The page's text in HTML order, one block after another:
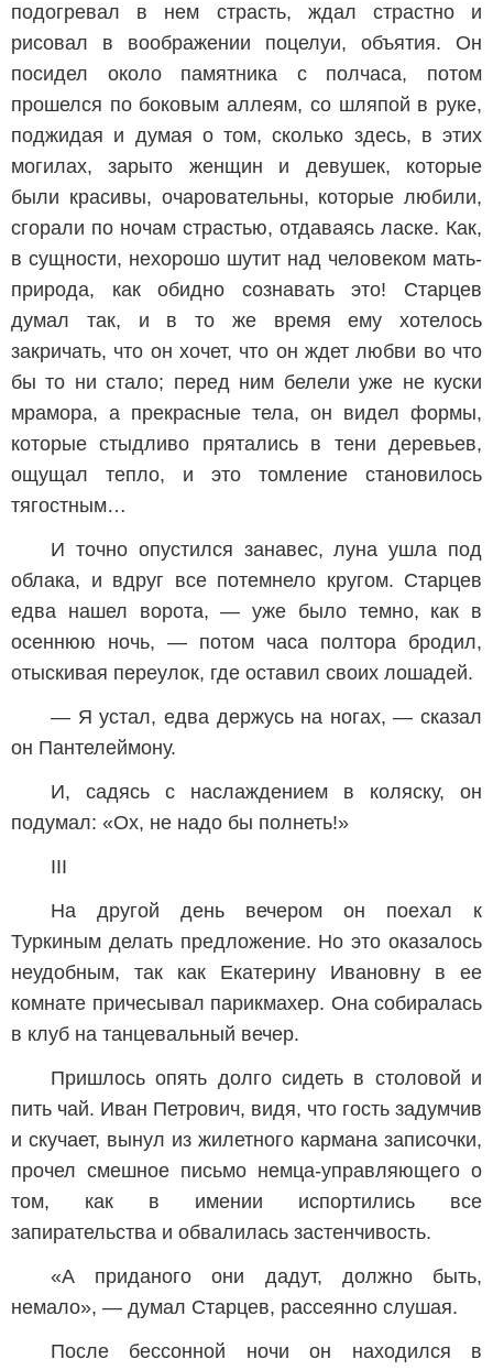
подогревал в нем страсть, ждал страстно и
рисовал в воображении поцелуи, объятия. Он
посидел около памятника с полчаса, потом
прошелся по боковым аллеям, со шляпой в руке,
поджидая и думая о том, сколько здесь, в этих
могилах, зарыто женщин и девушек, которые
были красивы, очаровательны, которые любили,
сгорали по ночам страстью, отдаваясь ласке. Как,
в сущности, нехорошо шутит над человеком мать-
природа, как обидно сознавать это! Старцев
думал так, и в то же время ему хотелось
закричать, что он хочет, что он ждет любви во что
бы то ни стало; перед ним белели уже не куски
мрамора, а прекрасные тела, он видел формы,
которые стыдливо прятались в тени деревьев,
ощущал тепло, и это томление становилось
тягостным…
И точно опустился занавес, луна ушла под
облака, и вдруг все потемнело кругом. Старцев
едва нашел ворота, — уже было темно, как в
осеннюю ночь, — потом часа полтора бродил,
отыскивая переулок, где оставил своих лошадей.
— Я устал, едва держусь на ногах, — сказал
он Пантелеймону.
И, садясь с наслаждением в коляску, он
подумал: «Ох, не надо бы полнеть!»
III
На другой день вечером он поехал к
Туркиным делать предложение. Но это оказалось
неудобным, так как Екатерину Ивановну в ее
комнате причесывал парикмахер. Она собиралась
в клуб на танцевальный вечер.
Пришлось опять долго сидеть в столовой и
пить чай. Иван Петрович, видя, что гость задумчив
и скучает, вынул из жилетного кармана записочки,
прочел смешное письмо немца-управляющего о
том, как в имении испортились все
запирательства и обвалилась застенчивость.
«А приданого они дадут, должно быть,
немало», — думал Старцев, рассеянно слушая.
После бессонной ночи он находился в